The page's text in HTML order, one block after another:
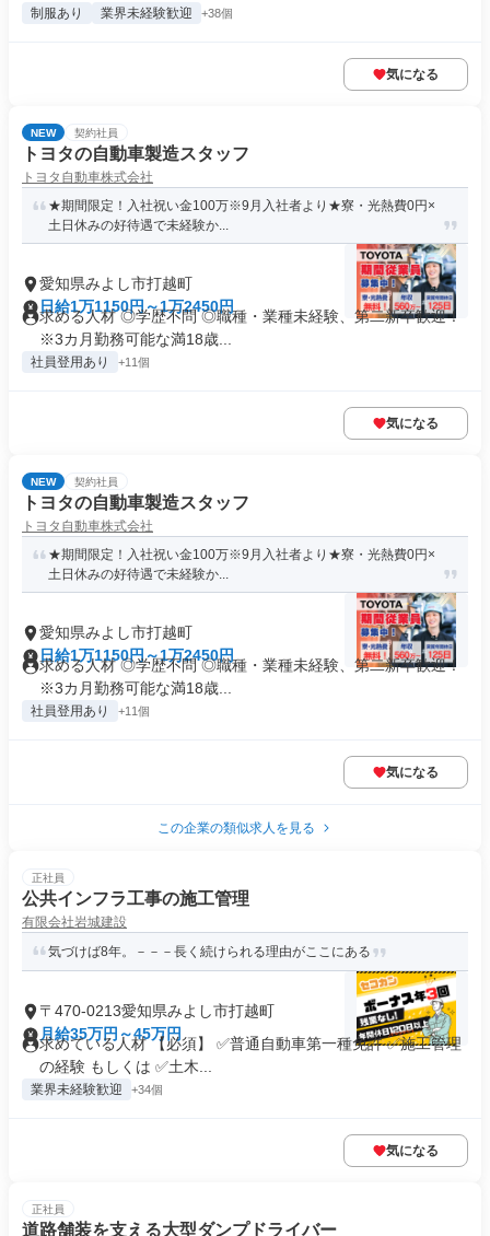
制服あり 業界未経験歓迎 +38個
気になる
NEW 契約社員
トヨタの自動車製造スタッフ
トヨタ自動車株式会社
★期間限定！入社祝い金100万※9月入社者より★寮・光熱費0円×
土日休みの好待遇で未経験か...
愛知県みよし市打越町
日給1万1150円～1万2450円
求める人材 ◎学歴不問 ◎職種・業種未経験、第二新卒歓迎！
※3カ月勤務可能な満18歳...
社員登用あり +11個
気になる
NEW 契約社員
トヨタの自動車製造スタッフ
トヨタ自動車株式会社
★期間限定！入社祝い金100万※9月入社者より★寮・光熱費0円×
土日休みの好待遇で未経験か...
愛知県みよし市打越町
日給1万1150円～1万2450円
求める人材 ◎学歴不問 ◎職種・業種未経験、第二新卒歓迎！
※3カ月勤務可能な満18歳...
社員登用あり +11個
気になる
この企業の類似求人を見る
正社員
公共インフラ工事の施工管理
有限会社岩城建設
気づけば8年。－－－長く続けられる理由がここにある
〒470-0213愛知県みよし市打越町
月給35万円～45万円
求めている人材 【必須】 ✅普通自動車第一種免許 ✅施工管理
の経験 もしくは ✅土木...
業界未経験歓迎 +34個
気になる
正社員
道路舗装を支える大型ダンプドライバー